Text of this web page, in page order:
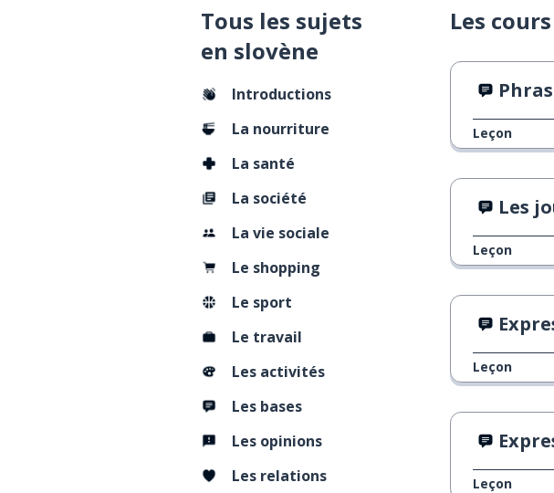
Tous les sujets
en slovène
Introductions
La nourriture
La santé
La société
La vie sociale
Le shopping
Le sport
Le travail
Les activités
Les bases
Les opinions
Les relations
Les
Leçon
Les
Leçon
Leçon
Leçon